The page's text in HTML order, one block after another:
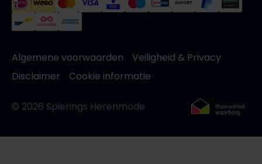
Algemene voorwaarden
Veiligheid & Privacy
Disclaimer
Cookie informatie
© 2026 Spierings Herenmode